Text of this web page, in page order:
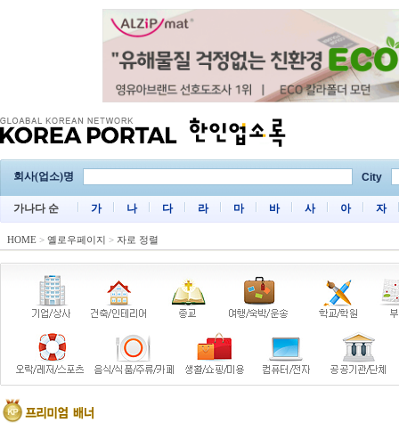
회사(업소)명 City
가나다 순 가 나 다 라 마 바 사 아 자
HOME > 옐로우페이지 > 자로 정렬